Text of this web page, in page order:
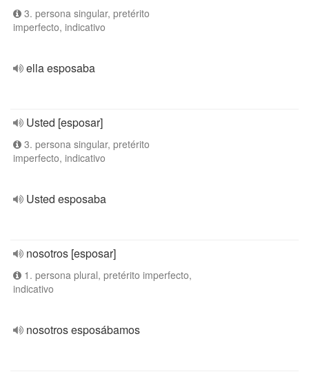
3. persona singular, pretérito
imperfecto, indicativo
ella esposaba
Usted [esposar]
3. persona singular, pretérito
imperfecto, indicativo
Usted esposaba
nosotros [esposar]
1. persona plural, pretérito imperfecto,
indicativo
nosotros esposábamos